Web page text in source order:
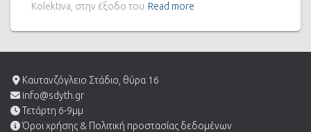
Kolektiva, στην έξοδο του Read more
Καυτανζόγλειο Στάδιο, θύρα 16
info@sdyth.gr
Τετάρτη 6-9μμ
Όροι χρήσης & Πολιτική προστασίας δεδομένων